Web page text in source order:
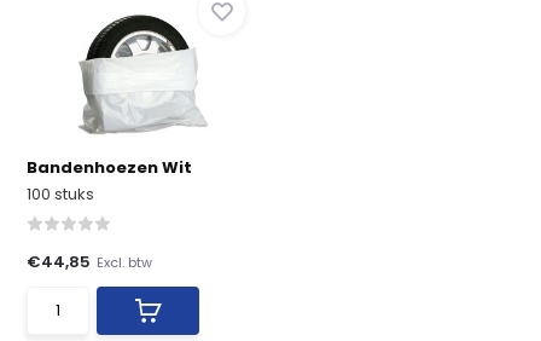
Bandenhoezen Wit
100 stuks
€44,85 Excl. btw